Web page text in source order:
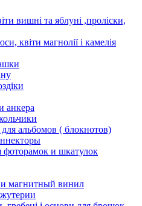
вишні та яблуні ,проліски,
квіти магнолії і камелія
анкера
альбомов ( блокнотов)
фоторамок и шкатулок
магнитный винил